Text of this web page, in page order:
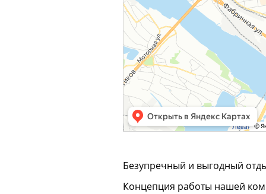
Безупречный и выгодный
Концепция работы нашей